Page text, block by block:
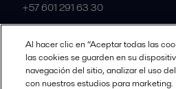
+57 601 291 63 30
All offices and partners
Al hacer clic en “Aceptar todas las
las cookies se guarden en su
navegación del sitio, analizar el uso
con nuestros estudios para marketing.